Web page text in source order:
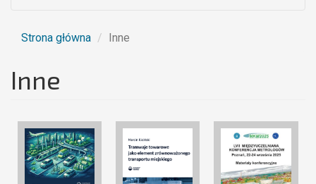
Strona główna Inne
Inne